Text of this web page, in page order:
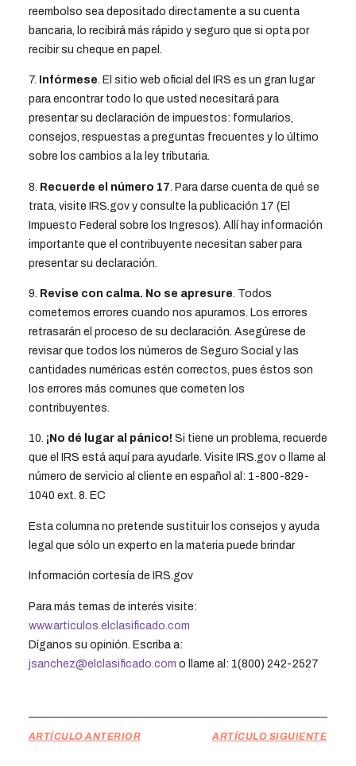
reembolso sea depositado directamente a su cuenta
bancaria, lo recibirá más rápido y seguro que si opta por
recibir su cheque en papel.
7. Infórmese. El sitio web oficial del IRS es un gran lugar
para encontrar todo lo que usted necesitará para
presentar su declaración de impuestos: formularios,
consejos, respuestas a preguntas frecuentes y lo último
sobre los cambios a la ley tributaria.
8. Recuerde el número 17 . Para darse cuenta de qué se
trata, visite IRS.gov y consulte la publicación 17 (El
Impuesto Federal sobre los Ingresos). Allí hay información
importante que el contribuyente necesitan saber para
presentar su declaración.
9. Revise con calma. No se apresure. Todos
cometemos errores cuando nos apuramos. Los errores
retrasarán el proceso de su declaración. Asegúrese de
revisar que todos los números de Seguro Social y las
cantidades numéricas estén correctos, pues éstos son
los errores más comunes que cometen los
contribuyentes.
10. ¡No dé lugar al pánico! Si tiene un problema, recuerde
que el IRS está aquí para ayudarle. Visite IRS.gov o llame al
número de servicio al cliente en español al: 1-800-829-
1040 ext. 8. EC
Esta columna no pretende sustituir los consejos y ayuda
legal que sólo un experto en la materia puede brindar
Información cortesía de IRS.gov
Para más temas de interés visite:
www.articulos.elclasificado.com
Díganos su opinión. Escriba a:
jsanchez@elclasificado.com o llame al: 1(800) 242-2527
ARTÍCULO ANTERIOR ARTÍCULO SIGUIENTE